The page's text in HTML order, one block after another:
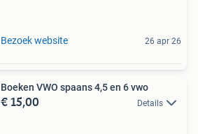
Bezoek website 26 apr 26
Boeken VWO spaans 4,5 en 6 vwo
€ 15,00 Details